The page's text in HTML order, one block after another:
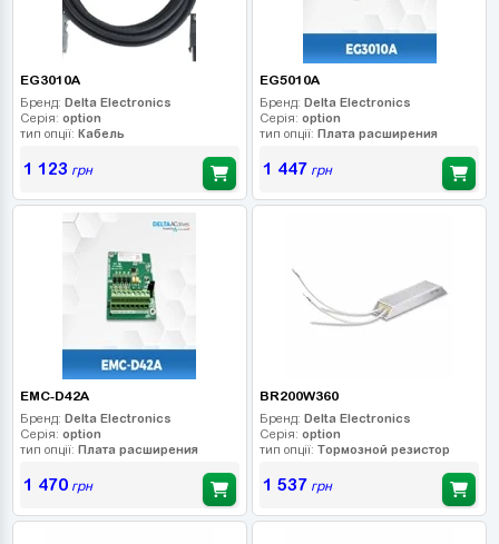
EG3010A
Бренд: Delta Electronics
Серія: option
тип опції: Кабель
1 123 грн
EG5010A
Бренд: Delta Electronics
Серія: option
тип опції: Плата расширения
1 447 грн
EMC-D42A
Бренд: Delta Electronics
Серія: option
тип опції: Плата расширения
1 470грн
BR200W360
Бренд: Delta Electronics
Серія: option
тип опції: Тормозной резистор
1 537 грн